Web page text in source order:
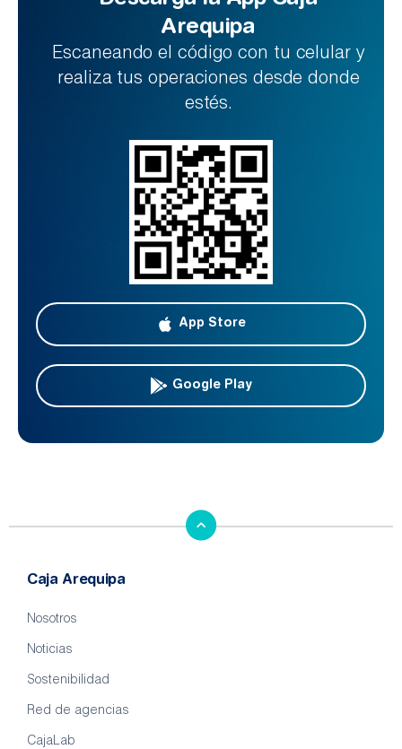
Arequipa
Escaneando el código con tu celular y
realiza tus operaciones desde donde
estés.
App Store
Google Play
Caja Arequipa
Nosotros
Noticias
Sostenibilidad
Red de agencias
CajaLab